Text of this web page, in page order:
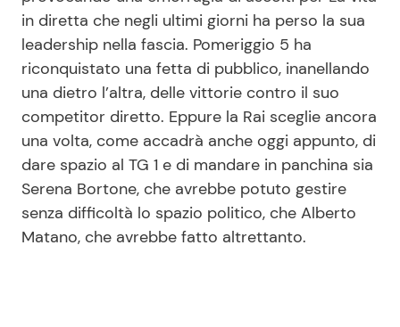
in diretta che negli ultimi giorni ha perso la sua
leadership nella fascia. Pomeriggio 5 ha
riconquistato una fetta di pubblico, inanellando
una dietro l’altra, delle vittorie contro il suo
competitor diretto. Eppure la Rai sceglie ancora
una volta, come accadrà anche oggi appunto, di
dare spazio al TG 1 e di mandare in panchina sia
Serena Bortone, che avrebbe potuto gestire
senza difficoltà lo spazio politico, che Alberto
Matano, che avrebbe fatto altrettanto.